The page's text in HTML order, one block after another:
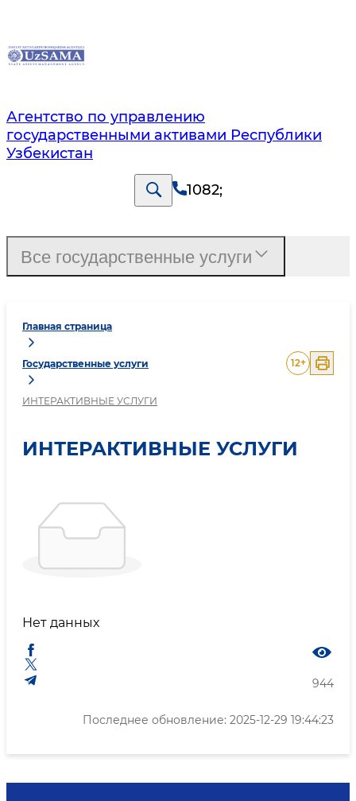
Агентство по управлению
государственными активами Республики
Узбекистан
1082;
Главная страница
Государственные услуги
ИНТЕРАКТИВНЫЕ УСЛУГИ
12+
ИНТЕРАКТИВНЫЕ УСЛУГИ
Нет данных
944
Последнее обновление: 2025-12-29 19:44:23
Все государственные услуги